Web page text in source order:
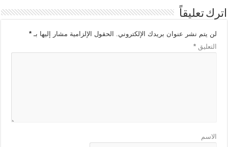
اترك تعليقاً
لن يتم نشر عنوان بريدك الإلكتروني. الحقول الإلزامية مشار إليها بـ*
التعليق*
الاسم